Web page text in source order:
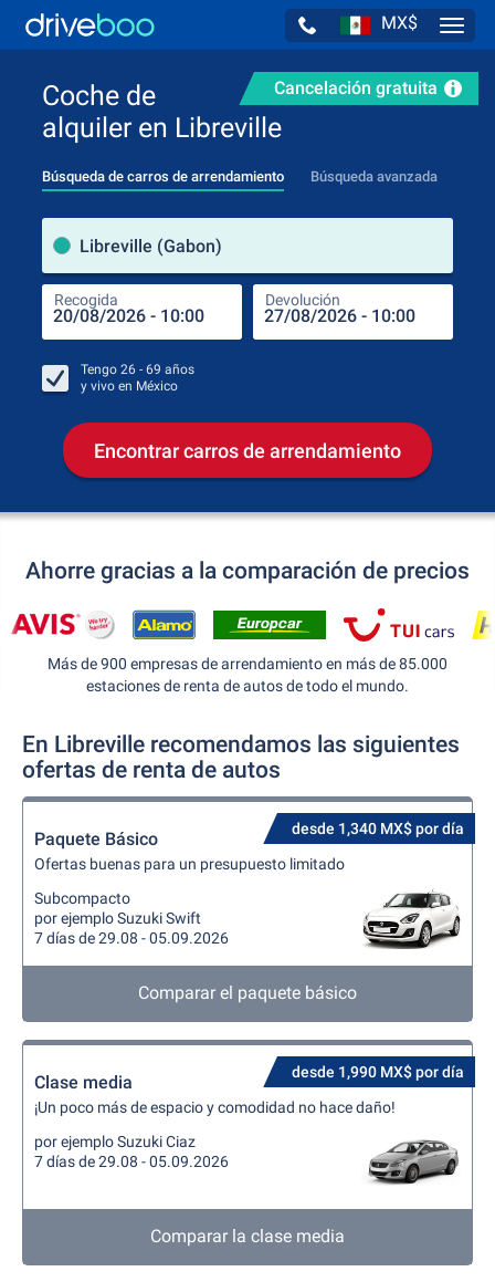
MX$
Cancelación gratuita
Coche de
alquiler en Libreville
Búsqueda de carros de arrendamiento Búsqueda avanzada
Libreville (Gabon)
Recogida Devolución
Tengo 26 - 69 años
y vivo en México
Encontrar carros de arrendamiento
Ahorre gracias a la comparación de precios
Más de 900 empresas de arrendamiento en más de 85.000
estaciones de renta de autos de todo el mundo.
En Libreville recomendamos las siguientes
ofertas de renta de autos
desde 1,340 MX$ por día
Paquete Básico
Ofertas buenas para un presupuesto limitado
Subcompacto
por ejemplo Suzuki Swift
7 días de 29.08 - 05.09.2026
Comparar el paquete básico
desde 1,990 MX$ por día
Clase media
¡Un poco más de espacio y comodidad no hace daño!
por ejemplo Suzuki Ciaz
7 días de 29.08 - 05.09.2026
Comparar la clase media